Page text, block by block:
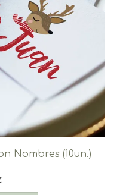
Nombres (10un.)